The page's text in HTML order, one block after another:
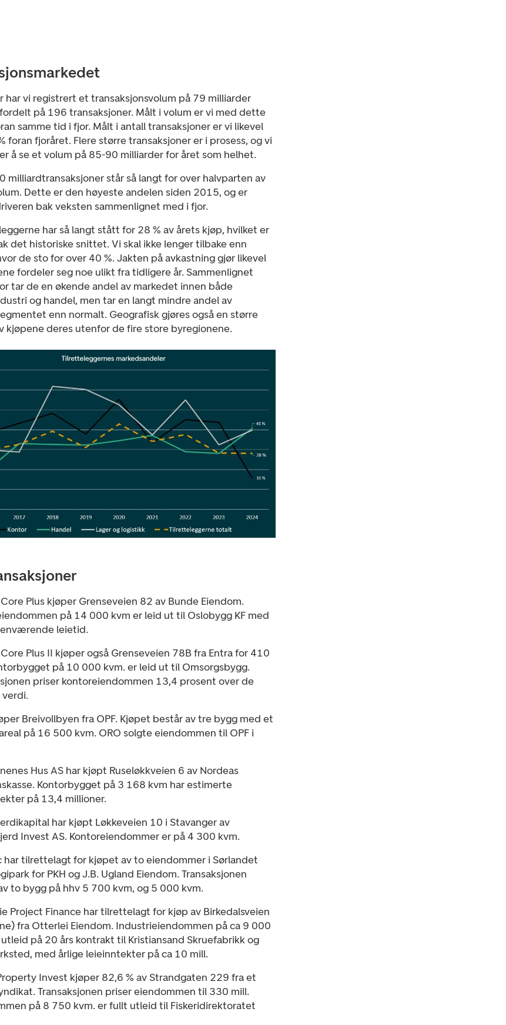
har vi registrert et transaksjonsvolum på 79 milliarder
på 196 transaksjoner. Målt i volum er vi med dette
samme tid i fjor. Målt i antall transaksjoner er vi likevel
foran fjoråret. Flere større transaksjoner er i prosess, og vi
å se et volum på 85-90 milliarder for året som helhet.
milliardtransaksjoner står så langt for over halvparten av
Dette er den høyeste andelen siden 2015, og er
bak veksten sammenlignet med i fjor.
har så langt stått for 28 % av årets kjøp, hvilket er
det historiske snittet. Vi skal ikke lenger tilbake enn
de sto for over 40 %. Jakten på avkastning gjør likevel
fordeler seg noe ulikt fra tidligere år. Sammenlignet
tar de en økende andel av markedet innen både
og handel, men tar en langt mindre andel av
enn normalt. Geografisk gjøres også en større
kjøpene deres utenfor de fire store byregionene.
Plus kjøper Grenseveien 82 av Bunde Eiendom.
på 14 000 kvm er leid ut til Oslobygg KF med
leietid.
Plus II kjøper også Grenseveien 78B fra Entra for 410
på 10 000 kvm. er leid ut til Omsorgsbygg.
priser kontoreiendommen 13,4 prosent over de
Breivollbyen fra OPF. Kjøpet består av tre bygg med et
på 16 500 kvm. ORO solgte eiendommen til OPF i
Hus AS har kjøpt Ruseløkkveien 6 av Nordeas
Kontorbygget på 3 168 kvm har estimerte
på 13,4 millioner.
har kjøpt Løkkeveien 10 i Stavanger av
Invest AS. Kontoreiendommer er på 4 300 kvm.
har tilrettelagt for kjøpet av to eiendommer i Sørlandet
for PKH og J.B. Ugland Eiendom. Transaksjonen
to bygg på hhv 5 700 kvm, og 5 000 kvm.
Project Finance har tilrettelagt for kjøp av Birkedalsveien
fra Otterlei Eiendom. Industrieiendommen på ca 9 000
på 20 års kontrakt til Kristiansand Skruefabrikk og
med årlige leieinntekter på ca 10 mill.
Invest kjøper 82,6 % av Strandgaten 229 fra et
Transaksjonen priser eiendommen til 330 mill.
på 8 750 kvm. er fullt utleid til Fiskeridirektoratet